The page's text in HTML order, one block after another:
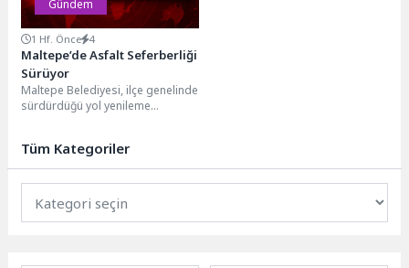
Gündem
1 Hf. Önce 4
Maltepe’de Asfalt Seferberliği
Sürüyor
Maltepe Belediyesi, ilçe genelinde
sürdürdüğü yol yenileme
devam ediyor. Belediye...
Tüm Kategoriler